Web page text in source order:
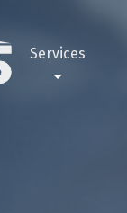
Services